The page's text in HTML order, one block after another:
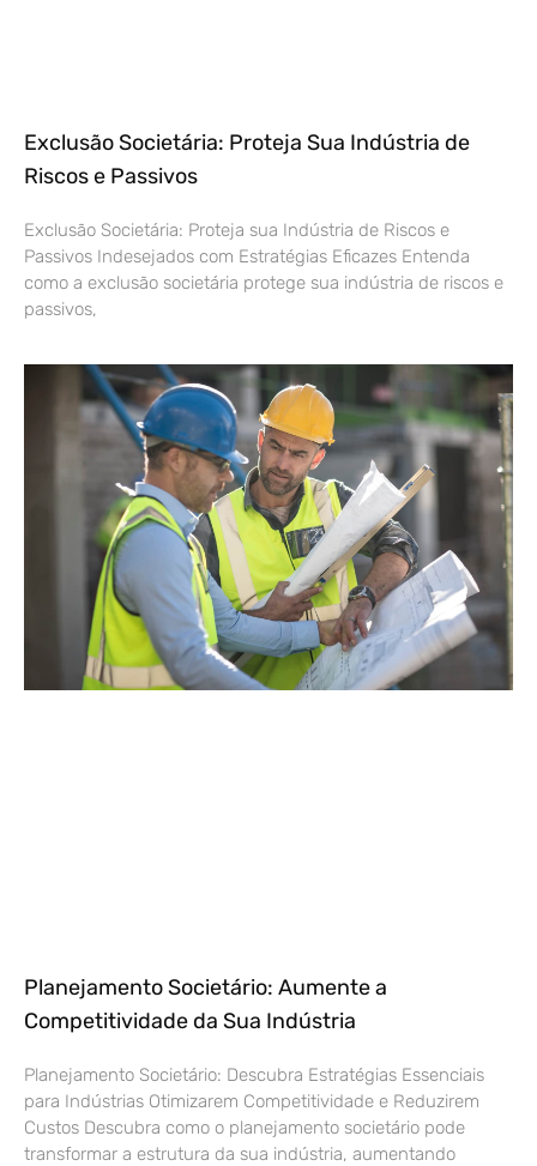
Exclusão Societária: Proteja Sua Indústria de
Riscos e Passivos
Exclusão Societária: Proteja sua Indústria de Riscos e
Passivos Indesejados com Estratégias Eficazes Entenda
como a exclusão societária protege sua indústria de riscos e
passivos,
Planejamento Societário: Aumente a
Competitividade da Sua Indústria
Planejamento Societário: Descubra Estratégias Essenciais
para Indústrias Otimizarem Competitividade e Reduzirem
Custos Descubra como o planejamento societário pode
transformar a estrutura da sua indústria, aumentando